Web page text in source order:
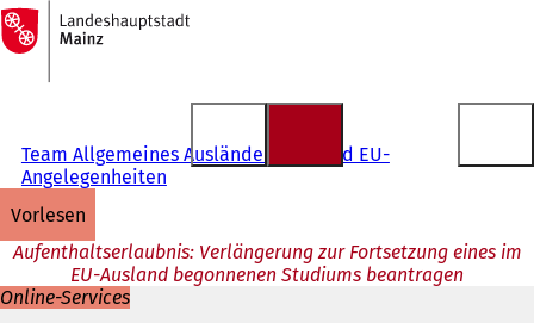
Inhalt anspringen
Zur
Startseite
Team Allgemeines Ausländerrecht und EU-
Angelegenheiten
vorlesen
Aufenthaltserlaubnis: Verlängerung zur Fortsetzung eines im
EU-Ausland begonnenen Studiums beantragen
Online-Services